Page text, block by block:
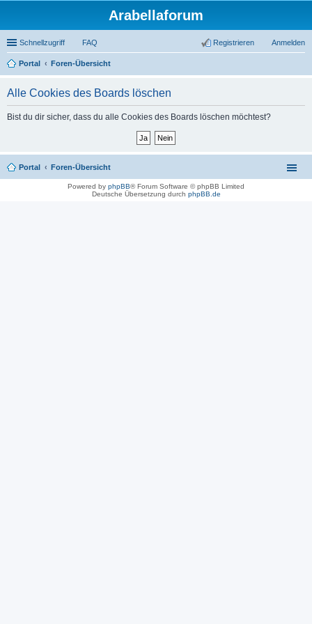
Arabellaforum
Schnellzugriff FAQ Anmelden
Registrieren
Portal
Foren-Übersicht
Alle Cookies des Boards löschen
Bist du dir sicher, dass du alle Cookies des Boards löschen möchtest?
Portal Foren-Übersicht
Powered by phpBB® Forum Software © phpBB Limited
Deutsche Übersetzung durch phpBB.de